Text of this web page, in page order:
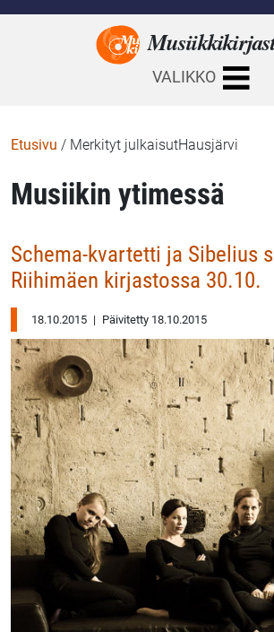
VALIKKO
Etusivu / Merkityt julkaisutHausjärvi
Musiikin ytimessä
Schema-kvartetti ja Sibelius
Riihimäen kirjastossa 30.10.
18.10.2015 | Päivitetty 18.10.2015